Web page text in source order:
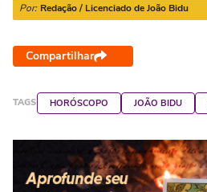
Por: Redação / Licenciado de João Bidu
Compartilhar
TAGS HORÓSCOPO JOÃO BIDU